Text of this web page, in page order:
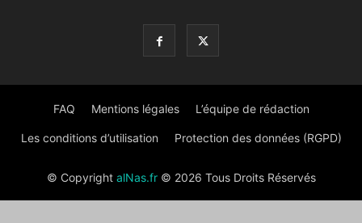
FAQ Mentions légales L’équipe de rédaction
Les conditions d’utilisation Protection des données (RGPD)
© Copyright alNas.fr© 2026 Tous Droits Réservés